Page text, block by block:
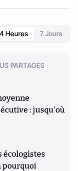
Heures 7 Jours
PARTAGES
: jusqu'où
écologistes
pourquoi